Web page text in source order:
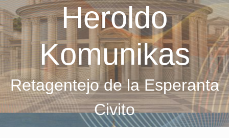
Heroldo
Komunikas
Retagentejo de la Esperanta
Civito